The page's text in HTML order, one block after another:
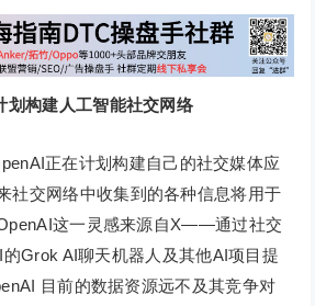
划构建人工智能社交网络
正在计划构建自己的社交媒体应
社交网络中收集到的各种信息将用于
这一灵感来源自X——通过社交
Grok AI聊天机器人及其他AI项目提
目前的数据资源远不及其竞争对